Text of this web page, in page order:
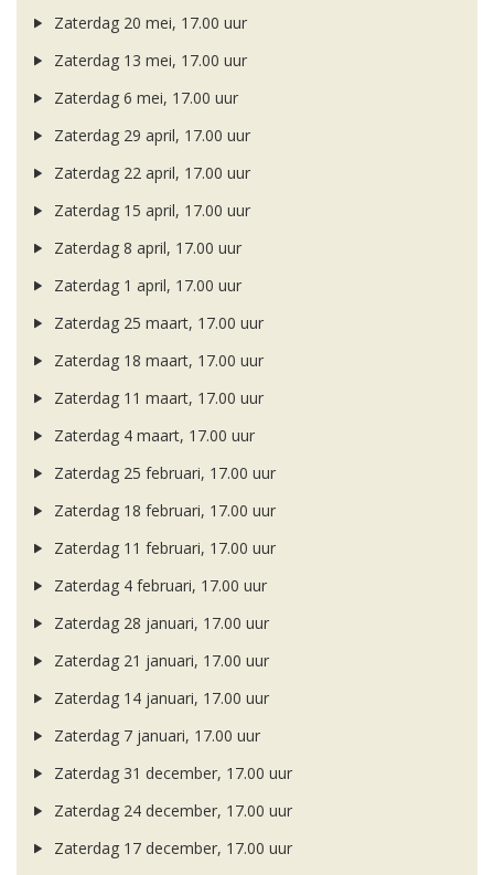
Zaterdag 20 mei, 17.00 uur
Zaterdag 13 mei, 17.00 uur
Zaterdag 6 mei, 17.00 uur
Zaterdag 29 april, 17.00 uur
Zaterdag 22 april, 17.00 uur
Zaterdag 15 april, 17.00 uur
Zaterdag 8 april, 17.00 uur
Zaterdag 1 april, 17.00 uur
Zaterdag 25 maart, 17.00 uur
Zaterdag 18 maart, 17.00 uur
Zaterdag 11 maart, 17.00 uur
Zaterdag 4 maart, 17.00 uur
Zaterdag 25 februari, 17.00 uur
Zaterdag 18 februari, 17.00 uur
Zaterdag 11 februari, 17.00 uur
Zaterdag 4 februari, 17.00 uur
Zaterdag 28 januari, 17.00 uur
Zaterdag 21 januari, 17.00 uur
Zaterdag 14 januari, 17.00 uur
Zaterdag 7 januari, 17.00 uur
Zaterdag 31 december, 17.00 uur
Zaterdag 24 december, 17.00 uur
Zaterdag 17 december, 17.00 uur